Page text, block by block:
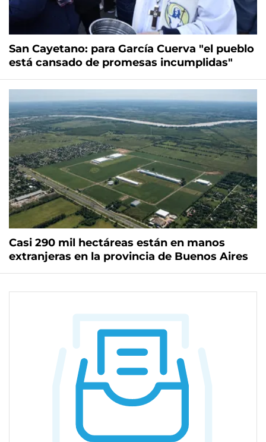
San Cayetano: para García Cuerva "el pueblo
está cansado de promesas incumplidas"
Casi 290 mil hectáreas están en manos
extranjeras en la provincia de Buenos Aires